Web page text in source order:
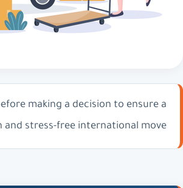
making a decision to ensure a
and stress-free international move.